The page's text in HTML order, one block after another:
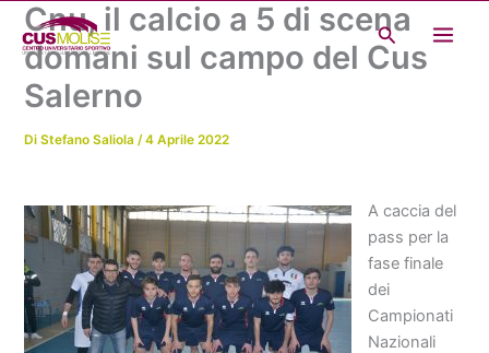
contenuto
Cerca
Cnu, il calcio a 5 di scena
domani sul campo del Cus
Salerno
DiStefano Saliola/4 Aprile 2022
A caccia del
pass per la
fase finale
dei
Campionati
Nazionali